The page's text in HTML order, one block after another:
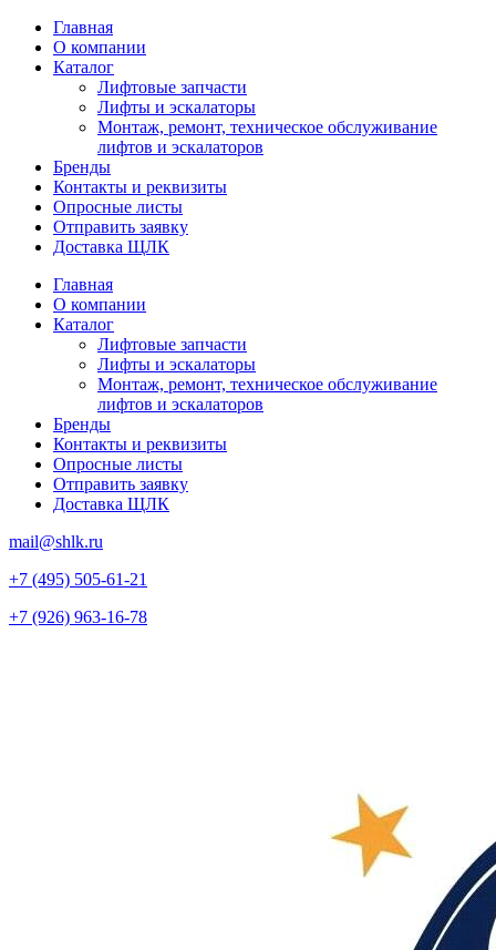
Главная
О компании
Каталог
Лифтовые запчасти
Лифты и эскалаторы
Монтаж, ремонт, техническое обслуживание
лифтов и эскалаторов
Бренды
Контакты и реквизиты
Опросные листы
Отправить заявку
Доставка ЩЛК
Главная
О компании
Каталог
Лифтовые запчасти
Лифты и эскалаторы
Монтаж, ремонт, техническое обслуживание
лифтов и эскалаторов
Бренды
Контакты и реквизиты
Опросные листы
Отправить заявку
Доставка ЩЛК
mail@shlk.ru
+7 (495) 505-61-21
+7 (926) 963-16-78